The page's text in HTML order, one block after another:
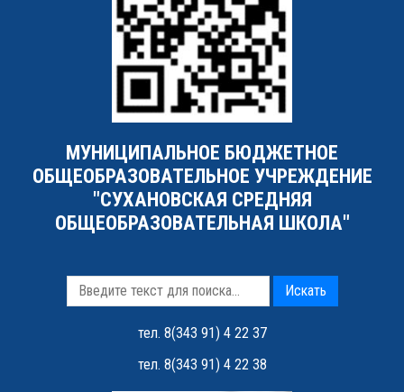
МУНИЦИПАЛЬНОЕ БЮДЖЕТНОЕ
ОБЩЕОБРАЗОВАТЕЛЬНОЕ УЧРЕЖДЕНИЕ
"СУХАНОВСКАЯ СРЕДНЯЯ
ОБЩЕОБРАЗОВАТЕЛЬНАЯ ШКОЛА"
Искать
тел. 8(343 91) 4 22 37
тел. 8(343 91) 4 22 38